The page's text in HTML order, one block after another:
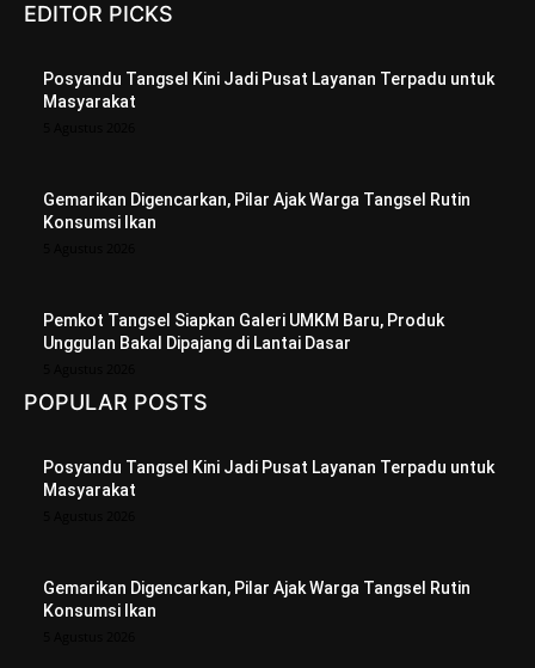
EDITOR PICKS
Posyandu Tangsel Kini Jadi Pusat Layanan Terpadu untuk
Masyarakat
Gemarikan Digencarkan, Pilar Ajak Warga Tangsel Rutin
Konsumsi Ikan
Pemkot Tangsel Siapkan Galeri UMKM Baru, Produk
Unggulan Bakal Dipajang di Lantai Dasar
POPULAR POSTS
Posyandu Tangsel Kini Jadi Pusat Layanan Terpadu untuk
Masyarakat
Gemarikan Digencarkan, Pilar Ajak Warga Tangsel Rutin
Konsumsi Ikan